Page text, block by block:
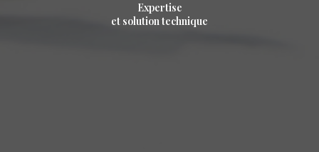
Expertise
et solution technique